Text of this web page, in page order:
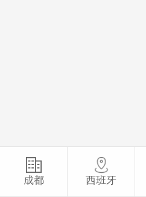
成都 西班牙